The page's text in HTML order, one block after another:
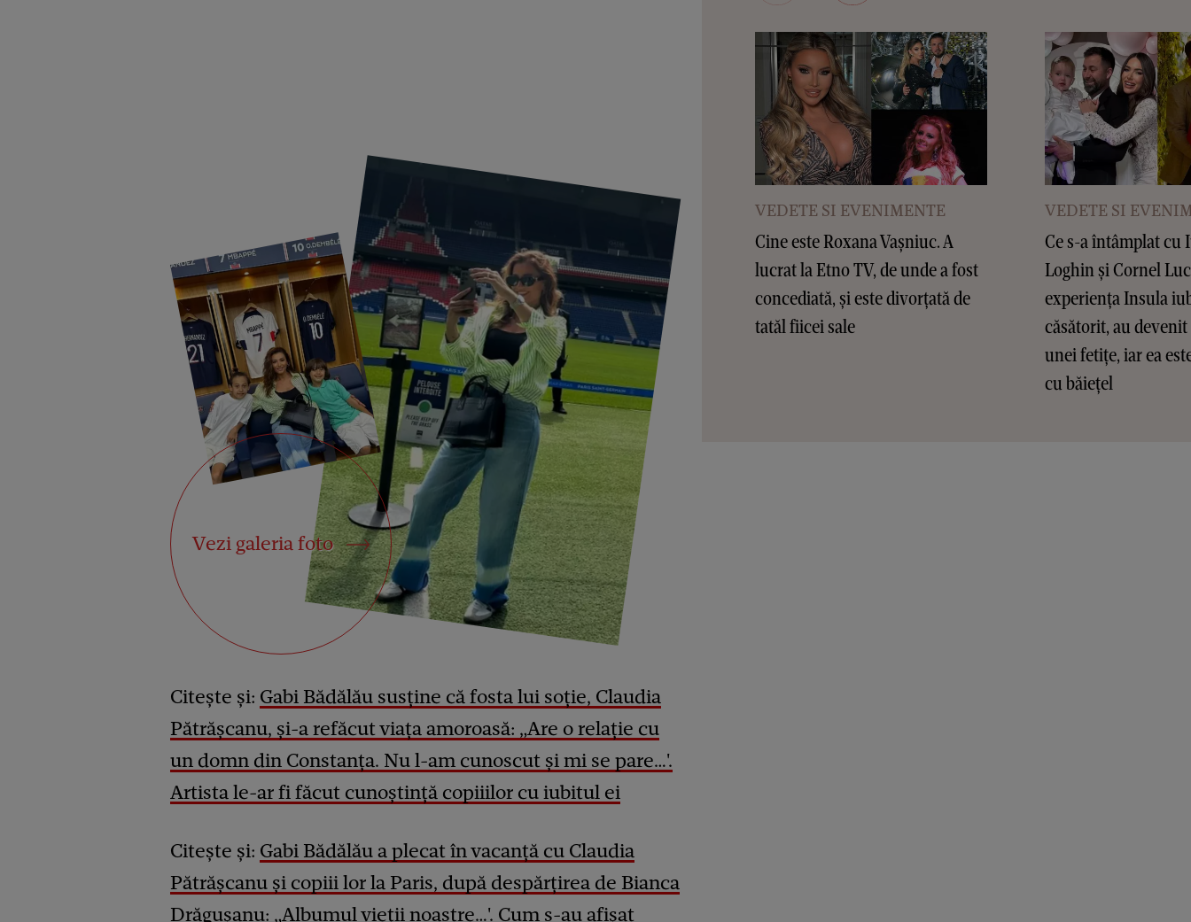
Vezi galeria foto
Citește și: Gabi Bădălău susține că fosta lui soție, Claudia
Pătrășcanu, și-a refăcut viața amoroasă: „Are o relație cu
un domn din Constanța. Nu l-am cunoscut și mi se pare…'.
Artista le-ar fi făcut cunoștință copiiilor cu iubitul ei
Citește și: Gabi Bădălău a plecat în vacanță cu Claudia
Pătrășcanu și copiii lor la Paris, după despărțirea de Bianca
Drăgușanu: „Albumul vieții noastre…'. Cum s-au afișat
VEDETE SI EVENIMENTE
Cine este Roxana Vașniuc. A
lucrat la Etno TV, de unde a fost
concediată, și este divorțată de
tatăl fiicei sale
VEDETE SI
Ce s-a întâmplat cu
Loghin și Cornel
experiența Insula
căsătorit, au
unei fetițe, iar ea
cu băiețel